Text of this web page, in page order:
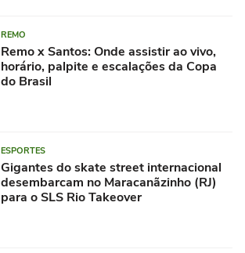
REMO
Remo x Santos: Onde assistir ao vivo,
horário, palpite e escalações da Copa
do Brasil
ESPORTES
Gigantes do skate street internacional
desembarcam no Maracanãzinho (RJ)
para o SLS Rio Takeover